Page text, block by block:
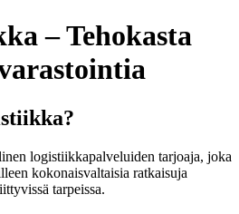
– Tehokasta
logistiikkapalveluiden tarjoaja, joka
kokonaisvaltaisia ratkaisuja
tarpeissa.